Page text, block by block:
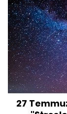
27